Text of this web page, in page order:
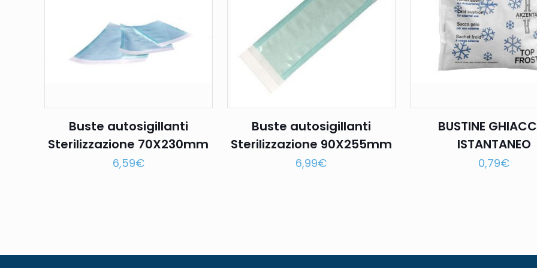
Buste autosigillanti
Sterilizzazione 70X230mm
6,59€
Buste autosigillanti
Sterilizzazione 90X255mm
6,99€
BUSTINE
ISTANTANEO
0,79€